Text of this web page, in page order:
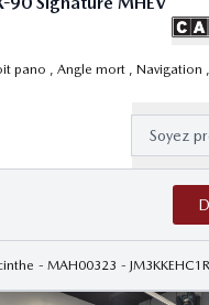
pano , Angle mort , Navigation
Soyez
- MAH00323 -